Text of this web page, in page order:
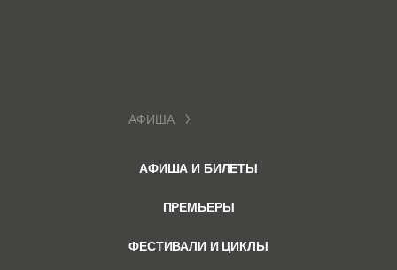
АФИША
АФИША И БИЛЕТЫ
ПРЕМЬЕРЫ
ФЕСТИВАЛИ И ЦИКЛЫ